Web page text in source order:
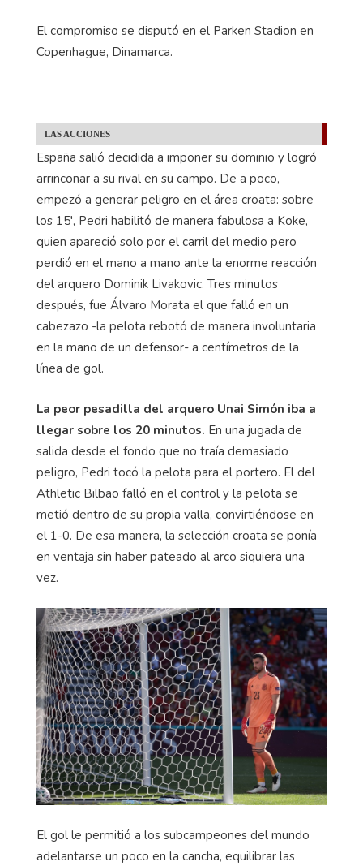
El compromiso se disputó en el Parken Stadion en
Copenhague, Dinamarca.
LAS ACCIONES
España salió decidida a imponer su dominio y logró
arrinconar a su rival en su campo. De a poco,
empezó a generar peligro en el área croata: sobre
los 15′, Pedri habilitó de manera fabulosa a Koke,
quien apareció solo por el carril del medio pero
perdió en el mano a mano ante la enorme reacción
del arquero Dominik Livakovic. Tres minutos
después, fue Álvaro Morata el que falló en un
cabezazo -la pelota rebotó de manera involuntaria
en la mano de un defensor- a centímetros de la
línea de gol.
La peor pesadilla del arquero Unai Simón iba a
llegar sobre los 20 minutos. En una jugada de
salida desde el fondo que no traía demasiado
peligro, Pedri tocó la pelota para el portero. El del
Athletic Bilbao falló en el control y la pelota se
metió dentro de su propia valla, convirtiéndose en
el 1-0. De esa manera, la selección croata se ponía
en ventaja sin haber pateado al arco siquiera una
vez.
El gol le permitió a los subcampeones del mundo
adelantarse un poco en la cancha, equilibrar las